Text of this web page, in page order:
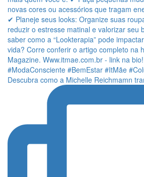
Descubra como a Michelle Reichmamn